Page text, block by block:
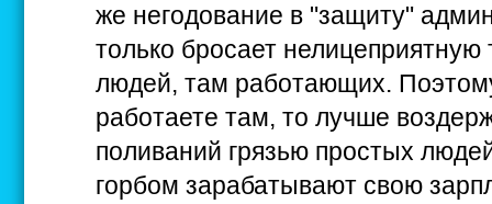
же негодование в "защиту"
только бросает
людей, там работающих.
работаете там, то лучше
поливаний грязью простых
горбом зарабатывают свою